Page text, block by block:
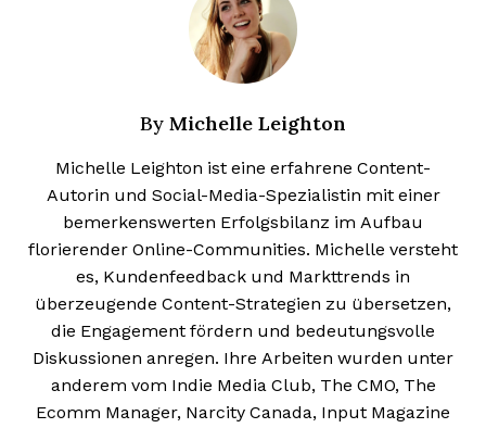
By Michelle Leighton
Michelle Leighton ist eine erfahrene Content-
Autorin und Social-Media-Spezialistin mit einer
bemerkenswerten Erfolgsbilanz im Aufbau
florierender Online-Communities. Michelle versteht
es, Kundenfeedback und Markttrends in
überzeugende Content-Strategien zu übersetzen,
die Engagement fördern und bedeutungsvolle
Diskussionen anregen. Ihre Arbeiten wurden unter
anderem vom Indie Media Club, The CMO, The
Ecomm Manager, Narcity Canada, Input Magazine